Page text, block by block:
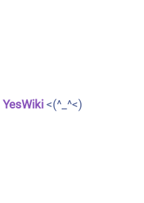
YesWiki <(^_^<)